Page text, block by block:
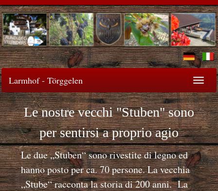
Larmhof - Törggelen
Le nostre vecchi "Stuben" sono
per sentirsi a proprio agio
Le due „Stuben“ sono rivestite di legno ed
hanno posto per ca. 70 persone. La vecchia
„Stube“ racconta la storia di 200 anni. La